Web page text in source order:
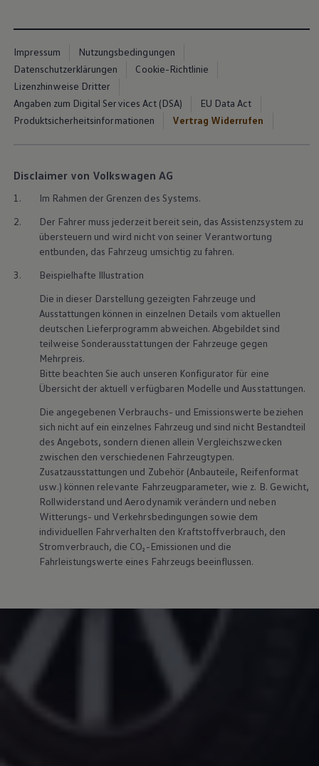
Impressum
Nutzungsbedingungen
Datenschutzerklärungen
Cookie-Richtlinie
Lizenzhinweise Dritter
Angaben zum Digital Services Act (DSA)
EU Data Act
Produktsicherheitsinformationen
Vertrag Widerrufen
Disclaimer von Volkswagen AG
1.
Im Rahmen der Grenzen des Systems.
2.
Der Fahrer muss jederzeit bereit sein, das Assistenzsystem zu
übersteuern und wird nicht von seiner Verantwortung
entbunden, das Fahrzeug umsichtig zu fahren.
3.
Beispielhafte Illustration
Die in dieser Darstellung gezeigten Fahrzeuge und
Ausstattungen können in einzelnen Details vom aktuellen
deutschen Lieferprogramm abweichen. Abgebildet sind
teilweise Sonderausstattungen der Fahrzeuge gegen
Mehrpreis.
Bitte beachten Sie auch unseren Konfigurator für eine
Übersicht der aktuell verfügbaren Modelle und Ausstattungen.
Die angegebenen Verbrauchs- und Emissionswerte beziehen
sich nicht auf ein einzelnes Fahrzeug und sind nicht Bestandteil
des Angebots, sondern dienen allein Vergleichszwecken
zwischen den verschiedenen Fahrzeugtypen.
Zusatzausstattungen und Zubehör (Anbauteile, Reifenformat
usw.) können relevante Fahrzeugparameter, wie z. B. Gewicht,
Rollwiderstand und Aerodynamik verändern und neben
Witterungs- und Verkehrsbedingungen sowie dem
individuellen Fahrverhalten den Kraftstoffverbrauch, den
Stromverbrauch, die CO₂-Emissionen und die
Fahrleistungswerte eines Fahrzeugs beeinflussen.